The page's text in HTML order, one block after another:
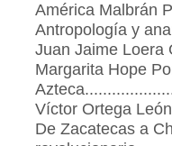
América Malbrán
Antropología y
Juan Jaime Loera
Margarita Hope
Víctor Ortega León
De Zacatecas a